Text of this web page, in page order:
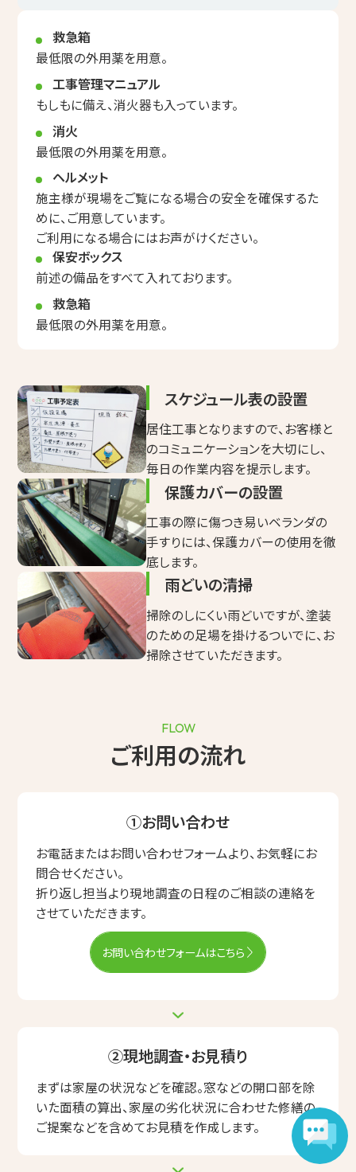
救急箱
最低限の外用薬を用意。
工事管理マニュアル
もしもに備え、消火器も入っています。
消火
最低限の外用薬を用意。
ヘルメット
施主様が現場をご覧になる場合の安全を確保するた
めに、ご用意しています。
ご利用になる場合にはお声がけください。
保安ボックス
前述の備品をすべて入れております。
救急箱
最低限の外用薬を用意。
スケジュール表の設置
居住工事となりますので、お客様と
のコミュニケーションを大切にし、
毎日の作業内容を提示します。
保護カバーの設置
工事の際に傷つき易いベランダの
手すりには、保護カバーの使用を徹
底します。
雨どいの清掃
掃除のしにくい雨どいですが、塗装
のための足場を掛けるついでに、お
掃除させていただきます。
FLOW
ご利用の流れ
①お問い合わせ
お電話またはお問い合わせフォームより、お気軽にお
問合せください。
折り返し担当より現地調査の日程のご相談の連絡を
させていただきます。
お問い合わせフォームはこちら
②現地調査・お見積り
まずは家屋の状況などを確認。窓などの開口部を除
いた面積の算出、家屋の劣化状況に合わせた修繕の
ご提案などを含めてお見積を作成します。